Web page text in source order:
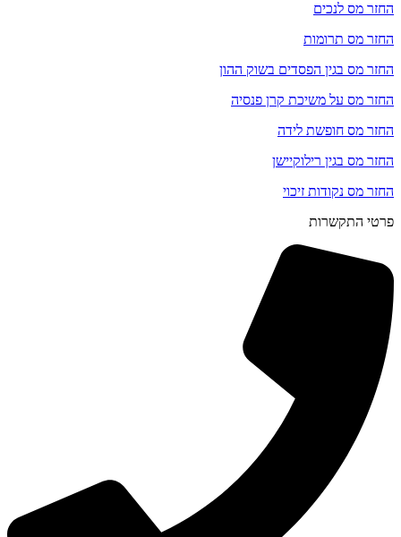
החזר מס לנכים
החזר מס תרומות
החזר מס בגין הפסדים בשוק ההון
החזר מס על משיכת קרן פנסיה
החזר מס חופשת לידה
החזר מס בגין רילוקיישן
החזר מס נקודות זיכוי
פרטי התקשרות